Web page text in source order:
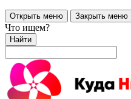
Открыть меню Закрыть меню
Что ищем?
Найти